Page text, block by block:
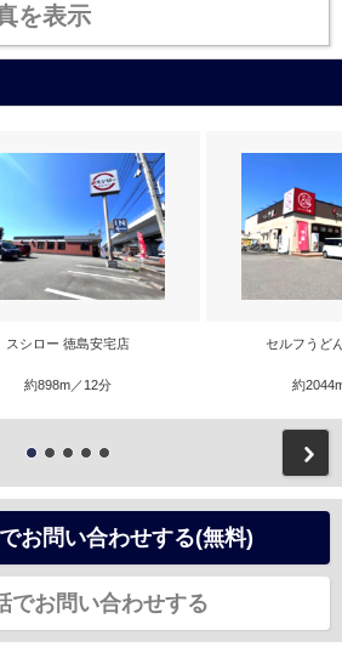
を表示
スシロー 徳島安宅店
約898m／12分
セルフうど
約
お問い合わせする(無料)
でお問い合わせする